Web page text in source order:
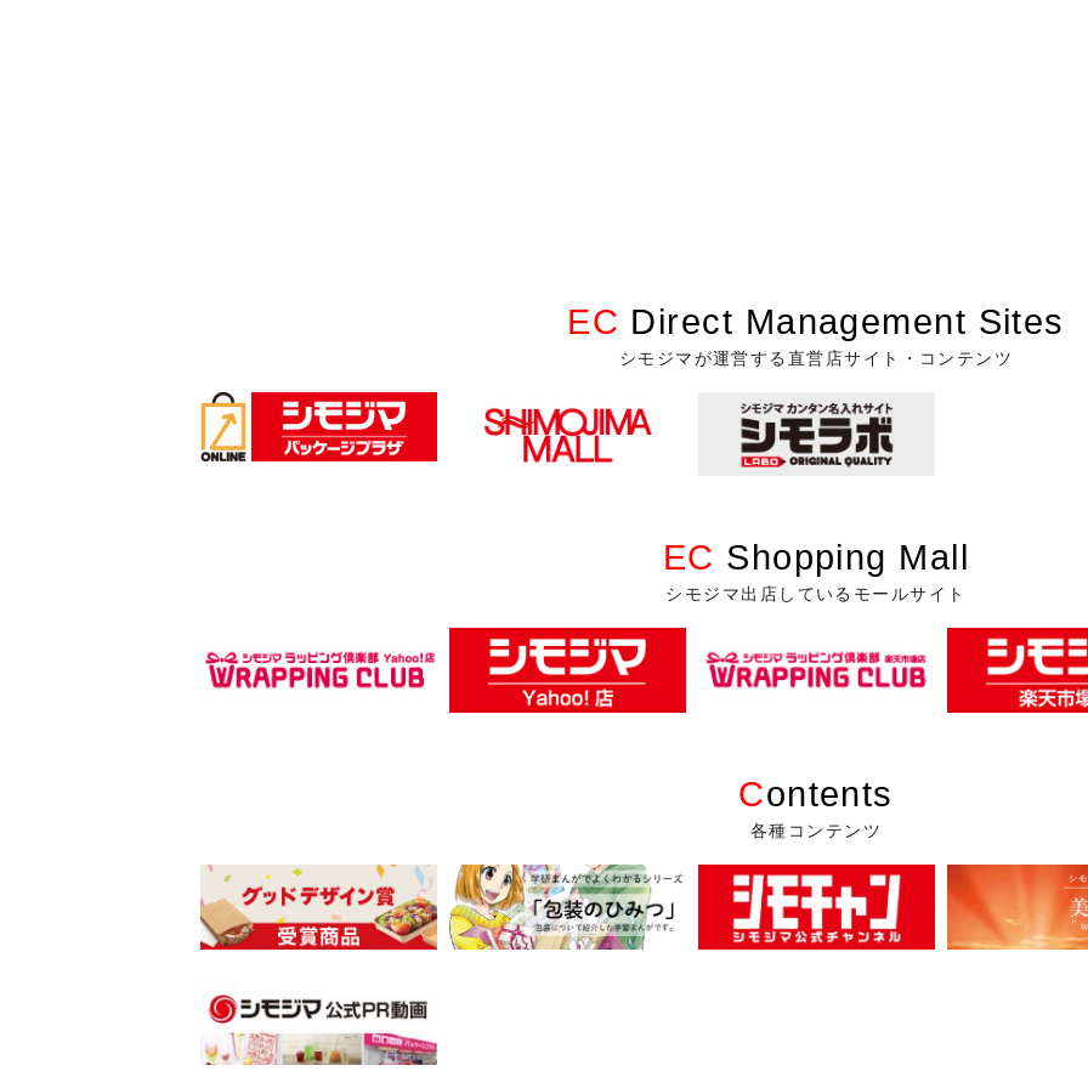
EC Direct Management Sites
シモジマが運営する直営店サイト・コンテンツ
EC Shopping Mall
シモジマ出店しているモールサイト
Contents
各種コンテンツ